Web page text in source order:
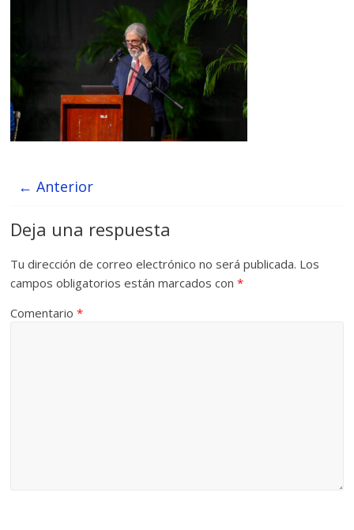
← Anterior
Deja una respuesta
Tu dirección de correo electrónico no será publicada. Los
campos obligatorios están marcados con*
Comentario*